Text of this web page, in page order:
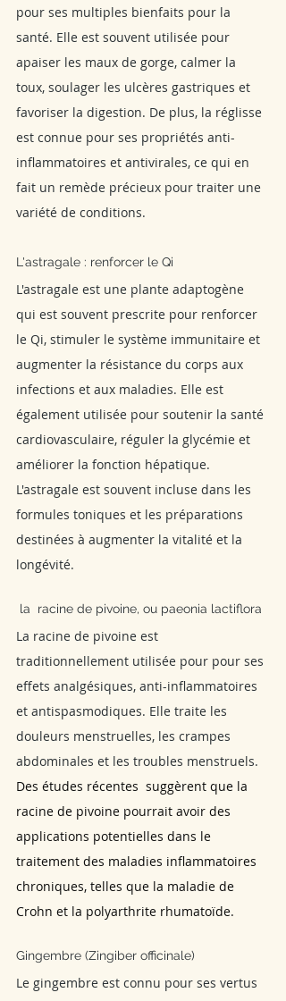
pour ses multiples bienfaits pour la
santé. Elle est souvent utilisée pour
apaiser les maux de gorge, calmer la
toux, soulager les ulcères gastriques et
favoriser la digestion. De plus, la réglisse
est connue pour ses propriétés anti-
inflammatoires et antivirales, ce qui en
fait un remède précieux pour traiter une
variété de conditions.
L'astragale : renforcer le Qi
L'astragale est une plante adaptogène
qui est souvent prescrite pour renforcer
le Qi, stimuler le système immunitaire et
augmenter la résistance du corps aux
infections et aux maladies. Elle est
également utilisée pour soutenir la santé
cardiovasculaire, réguler la glycémie et
améliorer la fonction hépatique.
L'astragale est souvent incluse dans les
formules toniques et les préparations
destinées à augmenter la vitalité et la
longévité.
la  racine de pivoine, ou paeonia lactiflora
La racine de pivoine est
traditionnellement utilisée pour pour ses
effets analgésiques, anti-inflammatoires
et antispasmodiques. Elle traite les
douleurs menstruelles, les crampes
abdominales et les troubles menstruels.
Des études récentes  suggèrent que la
racine de pivoine pourrait avoir des
applications potentielles dans le
traitement des maladies inflammatoires
chroniques, telles que la maladie de
Crohn et la polyarthrite rhumatoïde.
Gingembre (Zingiber officinale)
Le gingembre est connu pour ses vertus